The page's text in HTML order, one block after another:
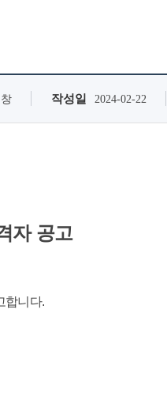
작성일 2024-02-22
자 공고
합니다.